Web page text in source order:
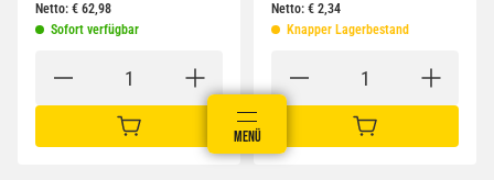
Netto: € 62,98
Sofort verfügbar
IN DEN WARENKORB
Netto: € 2,34
Knapper Lagerbestand
IN DEN WARENKORB
MENÜ